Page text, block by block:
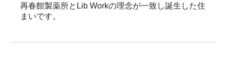
再春館製薬所とLib Workの理念が一致し誕生した住
まいです。